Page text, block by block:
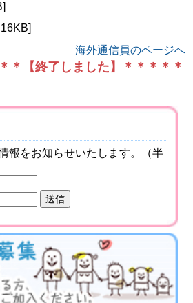
海外通信員のページへ
＊【終了しました】＊＊＊＊＊
報をお知らせいたします。（半